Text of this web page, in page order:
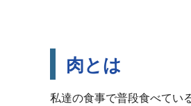
肉とは
私達の食事で普段食べてい